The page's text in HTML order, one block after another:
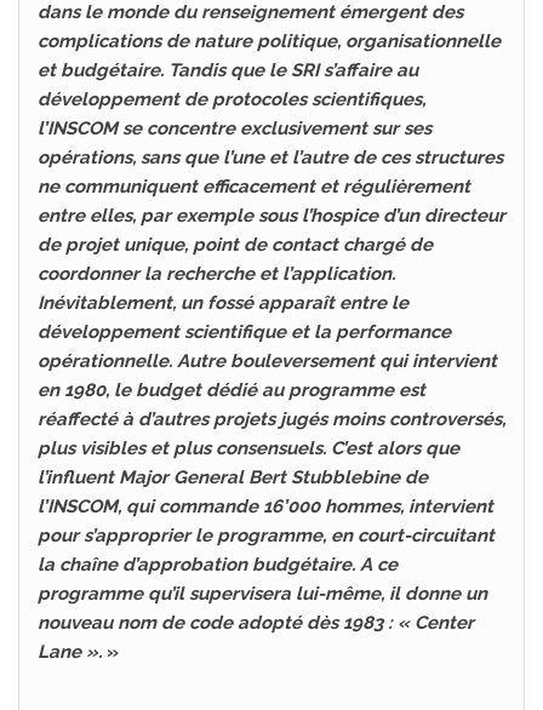
dans le monde du renseignement émergent des
complications de nature politique, organisationnelle
et budgétaire. Tandis que le SRI s’affaire au
développement de protocoles scientifiques,
l’INSCOM se concentre exclusivement sur ses
opérations, sans que l’une et l’autre de ces structures
ne communiquent efficacement et régulièrement
entre elles, par exemple sous l’hospice d’un directeur
de projet unique, point de contact chargé de
coordonner la recherche et l’application.
Inévitablement, un fossé apparaît entre le
développement scientifique et la performance
opérationnelle. Autre bouleversement qui intervient
en 1980, le budget dédié au programme est
réaffecté à d’autres projets jugés moins controversés,
plus visibles et plus consensuels. C’est alors que
l’influent Major General Bert Stubblebine de
l’INSCOM, qui commande 16’000 hommes, intervient
pour s’approprier le programme, en court-circuitant
la chaîne d’approbation budgétaire. A ce
programme qu’il supervisera lui-même, il donne un
nouveau nom de code adopté dès 1983 : « Center
Lane ». »